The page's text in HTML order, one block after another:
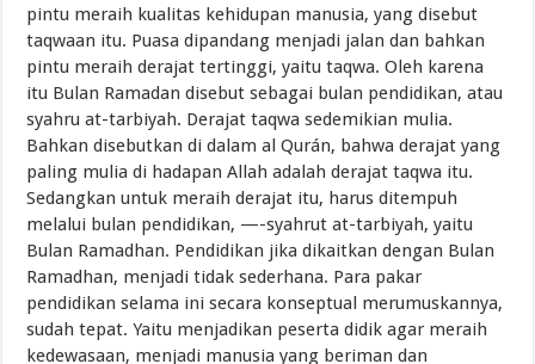
pintu meraih kualitas kehidupan manusia, yang disebut
taqwaan itu. Puasa dipandang menjadi jalan dan bahkan
pintu meraih derajat tertinggi, yaitu taqwa. Oleh karena
itu Bulan Ramadan disebut sebagai bulan pendidikan, atau
syahru at-tarbiyah. Derajat taqwa sedemikian mulia.
Bahkan disebutkan di dalam al Qurán, bahwa derajat yang
paling mulia di hadapan Allah adalah derajat taqwa itu.
Sedangkan untuk meraih derajat itu, harus ditempuh
melalui bulan pendidikan, —-syahrut at-tarbiyah, yaitu
Bulan Ramadhan. Pendidikan jika dikaitkan dengan Bulan
Ramadhan, menjadi tidak sederhana. Para pakar
pendidikan selama ini secara konseptual merumuskannya,
sudah tepat. Yaitu menjadikan peserta didik agar meraih
kedewasaan, menjadi manusia yang beriman dan